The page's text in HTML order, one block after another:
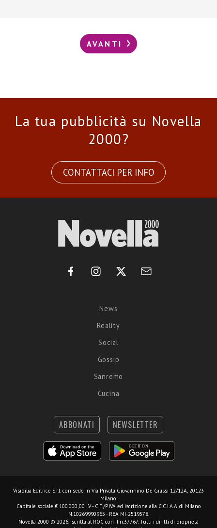
AVANTI
La tua pubblicità su Novella
2000?
CONTATTACI PER INFO
News
Reality
Social
Gossip
Sanremo
Cucina
ABBONATI NEWSLETTER
Visibilia Editrice S.r.l. con sede in Via Privata Giovannino De Grassi 12/12A, 20123
Milano.
Capitale sociale € 100.000,00 I.V. - C.F./P.IVA ed iscrizione alla C.C.I.A.A. di Milano
N.10269990965 - REA MI-2519578.
Novella 2000 © 2026. Iscritta al ROC con il n.37767. Tutti i diritti di proprietà